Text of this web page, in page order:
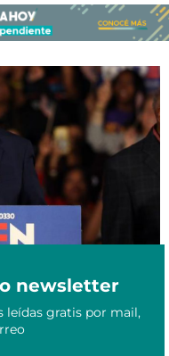
si Biden gana los
newsletter
leídas gratis por mail,